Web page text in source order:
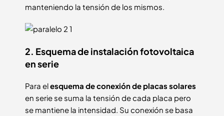
manteniendo la tensión de los mismos.
2. Esquema de instalación fotovoltaica
en serie
Para elesquema de conexión de placas solares
en serie se suma la tensión de cada placa pero
se mantiene la intensidad. Su conexión se basa